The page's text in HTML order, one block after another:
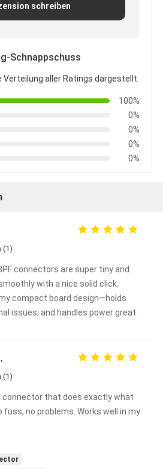
schreiben
Schnappschuss
Verteilung aller Ratings dargestellt.
100%
0%
0%
0%
0%
(1)
connectors are super tiny and
with a nice solid click.
compact board design—holds
issues, and handles power great.
(1)
connector that does exactly what
no problems. Works well in my